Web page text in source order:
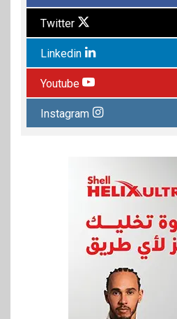
Twitter
Linkedin
Youtube
Instagram